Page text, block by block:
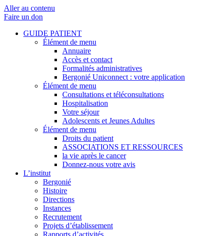
Aller au contenu
Faire un don
GUIDE PATIENT
Élément de menu
Annuaire
Accès et contact
Formalités administratives
Bergonié Uniconnect : votre application
Élément de menu
Consultations et téléconsultations
Hospitalisation
Votre séjour
Adolescents et Jeunes Adultes
Élément de menu
Droits du patient
ASSOCIATIONS ET RESSOURCES
la vie après le cancer
Donnez-nous votre avis
L’institut
Bergonié
Histoire
Directions
Instances
Recrutement
Projets d’établissement
Rapports d’activités